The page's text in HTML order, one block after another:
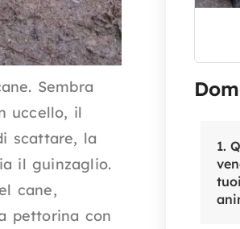
Sembra
uccello, il
scattare, la
il guinzaglio.
cane,
pettorina con
1.